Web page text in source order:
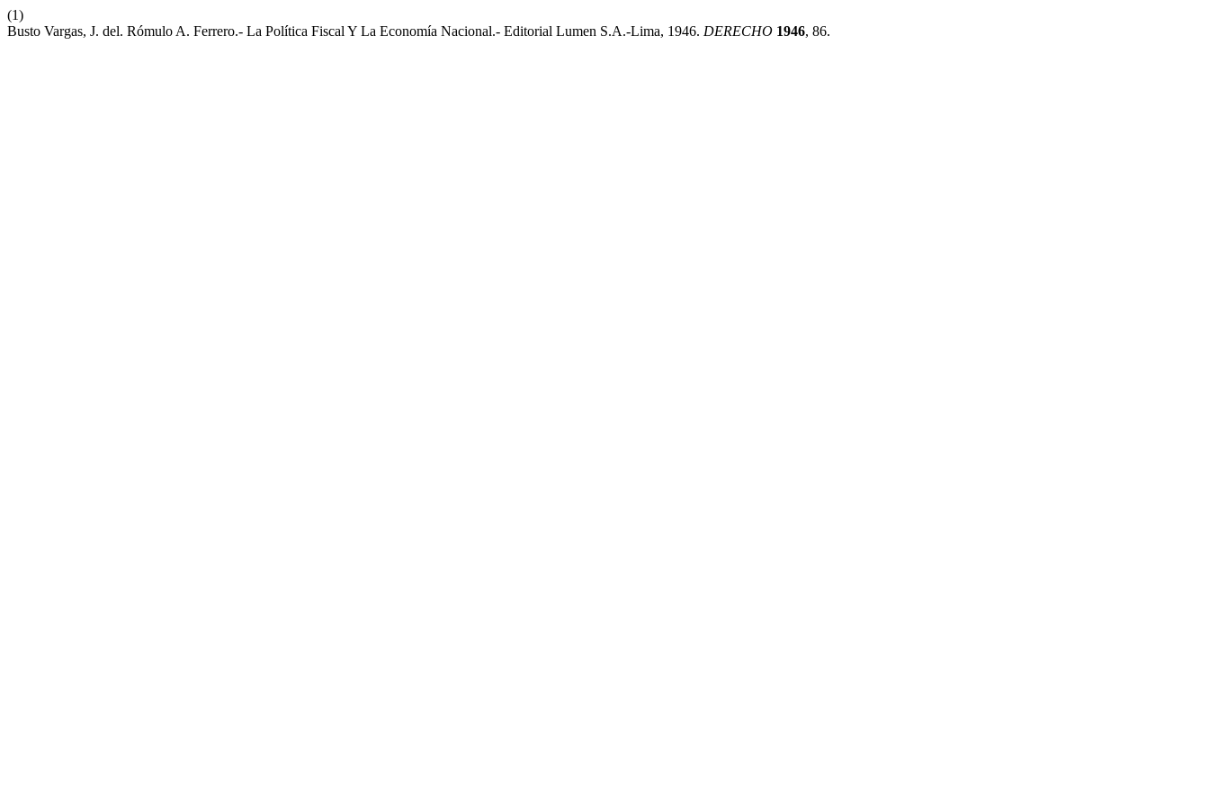
(1)
Busto Vargas, J. del. Rómulo A. Ferrero.- La Política Fiscal Y La Economía Nacional.- Editorial Lumen S.A.-Lima, 1946. DERECHO 1946, 86.